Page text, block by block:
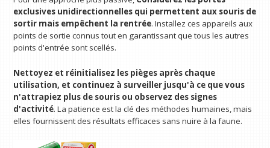
exclusives unidirectionnelles qui permettent aux souris de
sortir mais empêchent la rentrée. Installez ces appareils aux
points de sortie connus tout en garantissant que tous les autres
points d'entrée sont scellés.
Nettoyez et réinitialisez les pièges après chaque
utilisation, et continuez à surveiller jusqu'à ce que vous
n'attrapiez plus de souris ou observez des signes
d'activité. La patience est la clé des méthodes humaines, mais
elles fournissent des résultats efficaces sans nuire à la faune.